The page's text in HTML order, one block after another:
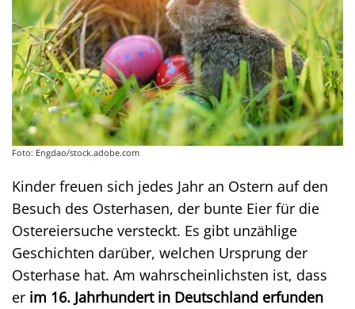
Foto: Engdao/stock.adobe.com
Kinder freuen sich jedes Jahr an Ostern auf den
Besuch des Osterhasen, der bunte Eier für die
Ostereiersuche versteckt. Es gibt unzählige
Geschichten darüber, welchen Ursprung der
Osterhase hat. Am wahrscheinlichsten ist, dass
er im 16. Jahrhundert in Deutschland erfunden